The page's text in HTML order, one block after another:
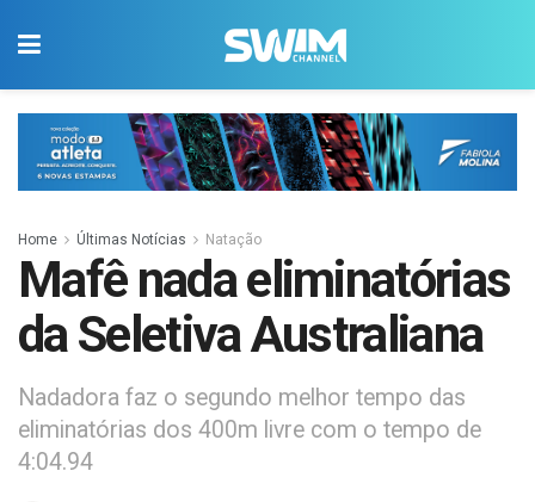
Home Últimas Notícias Natação
Mafê nada eliminatórias
da Seletiva Australiana
Nadadora faz o segundo melhor tempo das
eliminatórias dos 400m livre com o tempo de
4:04.94